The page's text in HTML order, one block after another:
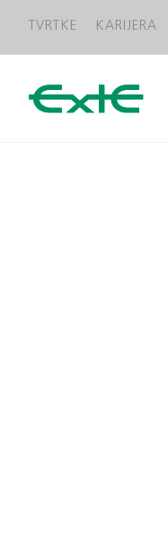
TVRTKE KARIJERA